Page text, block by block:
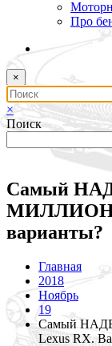
Про
×
×
Поиск
Самый
варианты?
Главная
2018
Ноябрь
19
Самый
Lexus RX.